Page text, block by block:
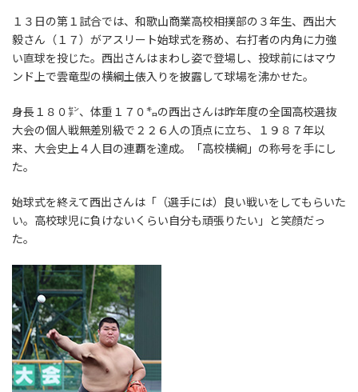
１３日の第１試合では、和歌山商業高校相撲部の３年生、西出大
毅さん（１７）がアスリート始球式を務め、右打者の内角に力強
い直球を投じた。西出さんはまわし姿で登場し、投球前にはマウ
ンド上で雲竜型の横綱土俵入りを披露して球場を沸かせた。
身長１８０㌢、体重１７０㌔の西出さんは昨年度の全国高校選抜
大会の個人戦無差別級で２２６人の頂点に立ち、１９８７年以
来、大会史上４人目の連覇を達成。「高校横綱」の称号を手にし
た。
始球式を終えて西出さんは「（選手には）良い戦いをしてもらいた
い。高校球児に負けないくらい自分も頑張りたい」と笑顔だっ
た。